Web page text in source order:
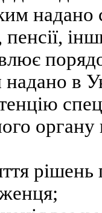
надано
в
органу
рішень